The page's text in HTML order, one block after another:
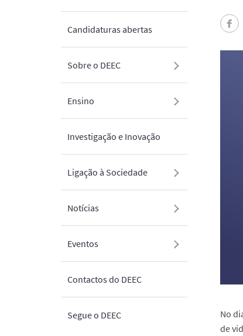
Candidaturas abertas
Sobre o DEEC
Ensino
Investigação e Inovação
Ligação à Sociedade
Notícias
Eventos
Contactos do DEEC
Segue o DEEC
No
de